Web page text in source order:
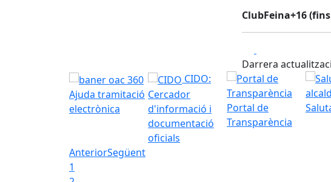
ClubFeina+16
Darrera
Ajuda tramitació
electrònica
CIDO:
Cercador
d'informació i
documentació
oficials
Portal de
Transparència
AnteriorSegüent
1